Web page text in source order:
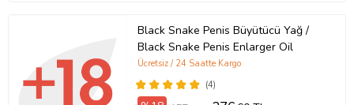
Black Snake Penis Büyütücü Yağ /
Black Snake Penis Enlarger Oil
(4)
Ücretsiz / 24 Saatte Kargo